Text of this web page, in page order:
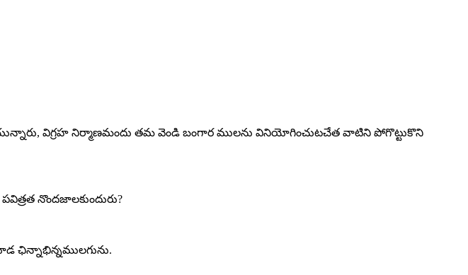
విగ్రహ నిర్మాణమందు తమ వెండి బంగార ములను వినియోగించుటచేత వాటిని పోగొట్టుకొని
నొందజాలకుందురు?
ఛిన్నాభిన్నములగును.